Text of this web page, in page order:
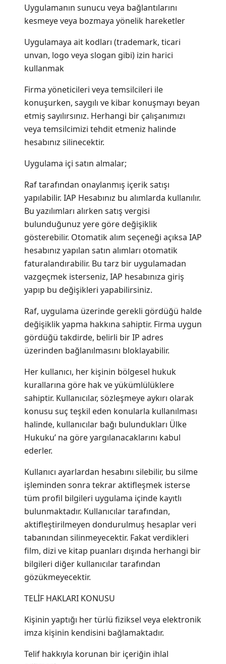
Uygulamanın sunucu veya bağlantılarını
kesmeye veya bozmaya yönelik hareketler
Uygulamaya ait kodları (trademark, ticari
unvan, logo veya slogan gibi) izin harici
kullanmak
Firma yöneticileri veya temsilcileri ile
konuşurken, saygılı ve kibar konuşmayı beyan
etmiş sayılırsınız. Herhangi bir çalışanımızı
veya temsilcimizi tehdit etmeniz halinde
hesabınız silinecektir.
Uygulama içi satın almalar;
Raf tarafından onaylanmış içerik satışı
yapılabilir. IAP Hesabınız bu alımlarda kullanılır.
Bu yazılımları alırken satış vergisi
bulunduğunuz yere göre değişiklik
gösterebilir. Otomatik alım seçeneği açıksa IAP
hesabınız yapılan satın alımları otomatik
faturalandırabilir. Bu tarz bir uygulamadan
vazgeçmek isterseniz, IAP hesabınıza giriş
yapıp bu değişikleri yapabilirsiniz.
Raf, uygulama üzerinde gerekli gördüğü halde
değişiklik yapma hakkına sahiptir. Firma uygun
gördüğü takdirde, belirli bir IP adres
üzerinden bağlanılmasını bloklayabilir.
Her kullanıcı, her kişinin bölgesel hukuk
kurallarına göre hak ve yükümlülüklere
sahiptir. Kullanıcılar, sözleşmeye aykırı olarak
konusu suç teşkil eden konularla kullanılması
halinde, kullanıcılar bağı bulundukları Ülke
Hukuku’ na göre yargılanacaklarını kabul
ederler.
Kullanıcı ayarlardan hesabını silebilir, bu silme
işleminden sonra tekrar aktifleşmek isterse
tüm profil bilgileri uygulama içinde kayıtlı
bulunmaktadır. Kullanıcılar tarafından,
aktifleştirilmeyen dondurulmuş hesaplar veri
tabanından silinmeyecektir. Fakat verdikleri
film, dizi ve kitap puanları dışında herhangi bir
bilgileri diğer kullanıcılar tarafından
gözükmeyecektir.
TELİF HAKLARI KONUSU
Kişinin yaptığı her türlü fiziksel veya elektronik
imza kişinin kendisini bağlamaktadır.
Telif hakkıyla korunan bir içeriğin ihlal